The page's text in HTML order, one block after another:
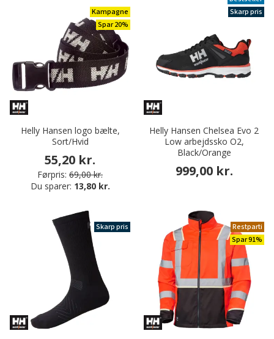
Kampagne
Spar 20%
Helly Hansen logo bælte,
Sort/Hvid
55,20 kr.
Førpris: 69,00 kr.
Du sparer: 13,80 kr.
Skarp pris
Helly Hansen Chelsea Evo 2
Low arbejdssko O2,
Black/Orange
999,00 kr.
Skarp pris
Restparti
Spar 91%